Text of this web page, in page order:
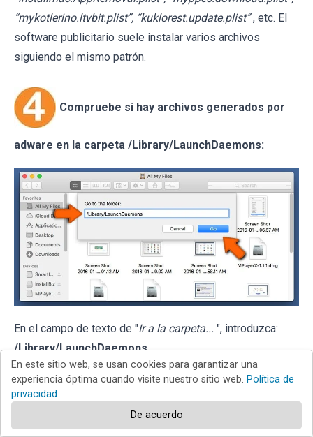
“mykotlerino.ltvbit.plist”, “kuklorest.update.plist” , etc. El
software publicitario suele instalar varios archivos
siguiendo el mismo patrón.
Compruebe si hay archivos generados por
adware en la carpeta /Library/LaunchDaemons:
En el campo de texto de "Ir a la carpeta... ", introduzca:
/Library/LaunchDaemons
En este sitio web, se usan cookies para garantizar una
experiencia óptima cuando visite nuestro sitio web. Política de
privacidad
De acuerdo